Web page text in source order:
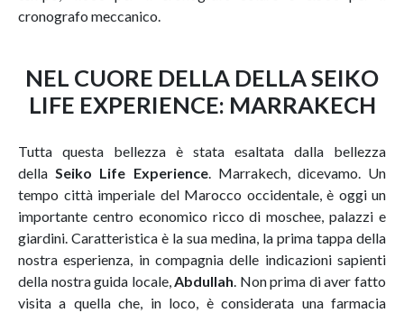
cronografo meccanico.
NEL CUORE DELLA DELLA SEIKO
LIFE EXPERIENCE: MARRAKECH
Tutta questa bellezza è stata esaltata dalla bellezza
dellaSeiko Life Experience. Marrakech, dicevamo. Un
tempo città imperiale del Marocco occidentale, è oggi un
importante centro economico ricco di moschee, palazzi e
giardini. Caratteristica è la sua medina, la prima tappa della
nostra esperienza, in compagnia delle indicazioni sapienti
della nostra guida locale,Abdullah. Non prima di aver fatto
visita a quella che, in loco, è considerata una farmacia